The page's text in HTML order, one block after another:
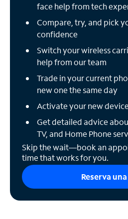
face help from tech
Compare, try, and pick
confidence
Switch your wireless
help from our team
Trade in your current
new one the same day
Activate your new
Get detailed advice
TV, and Home Phone
Skip the wait—book an
time that works for you.
Reserva